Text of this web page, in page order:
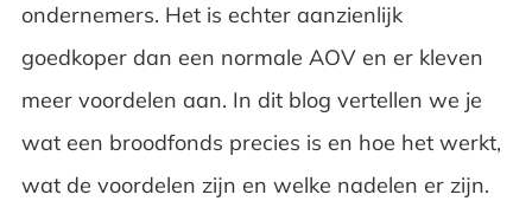
ondernemers. Het is echter aanzienlijk
goedkoper dan een normale AOV en er kleven
meer voordelen aan. In dit blog vertellen we je
wat een broodfonds precies is en hoe het werkt,
wat de voordelen zijn en welke nadelen er zijn.